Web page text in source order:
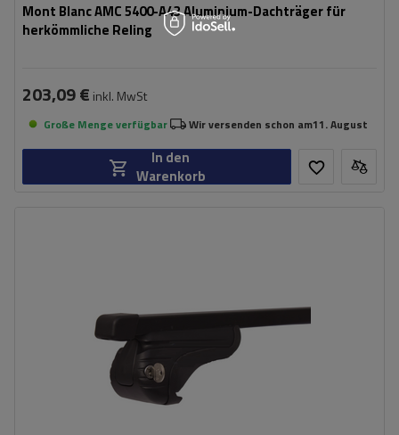
Mont Blanc AMC 5400-A43 Aluminium-Dachträger für
herkömmliche Reling
203,09 € inkl. MwSt
Große Menge verfügbar Wir versenden schon am11. August
In den
Warenkorb